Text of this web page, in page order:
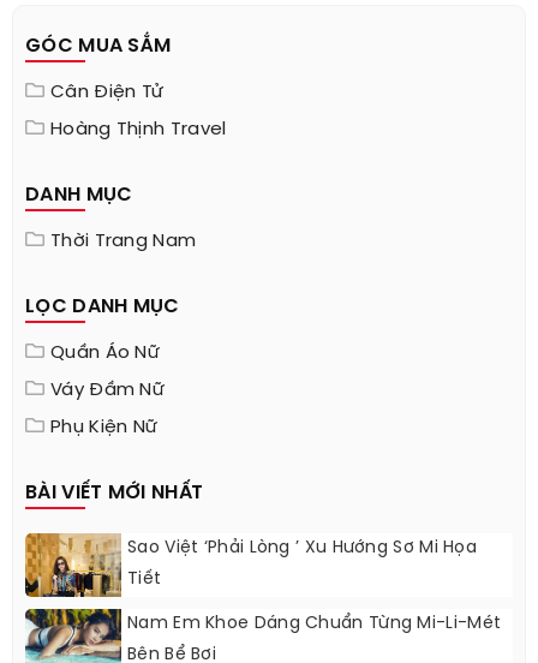
GÓC MUA SẮM
Cân Điện Tử
Hoàng Thịnh Travel
DANH MỤC
Thời Trang Nam
LỌC DANH MỤC
Quần Áo Nữ
Váy Đầm Nữ
Phụ Kiện Nữ
BÀI VIẾT MỚI NHẤT
Sao Việt ‘phải Lòng ’ Xu Hướng Sơ Mi Họa
Tiết
Nam Em Khoe Dáng Chuẩn Từng Mi-Li-Mét
Bên Bể Bơi